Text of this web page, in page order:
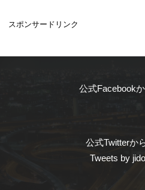
スポンサードリンク
公式Facebook
公式Twitterか
Tweets by